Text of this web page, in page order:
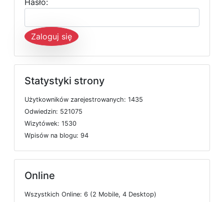
Hasło:
Zaloguj się
Statystyki strony
Użytkowników zarejestrowanych: 1435
Odwiedzin: 521075
Wizytówek: 1530
Wpisów na blogu: 94
Online
Wszystkich Online: 6 (2 Mobile, 4 Desktop)